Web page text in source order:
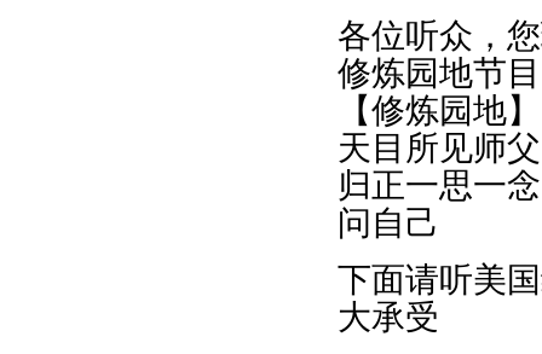
各位听众，
修炼园地节
【修炼园地】
天目所见师
归正一思一念
问自己
下面请听美
大承受